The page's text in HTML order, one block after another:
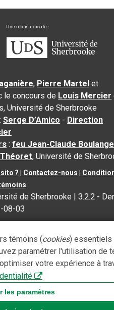
, Pierre Martel et
le concours de Louis Mercier
Université de Sherbrooke
:Serge D’Amico - Direction
:feu Jean-Claude
, Université de
? Contactez-nous
de Sherbrooke |3.2.2 -
08-03
témoins (cookies) essentiels
paramétrer l'utilisation de
votre expérience à
les paramètres